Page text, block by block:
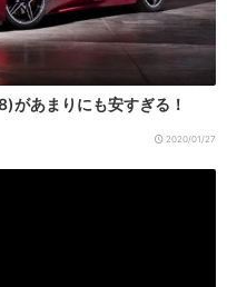
があまりにも安すぎる！
2020/01/27